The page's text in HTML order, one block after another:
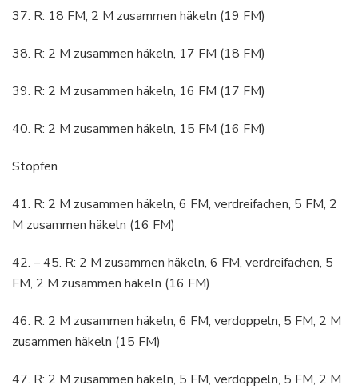
37. R: 18 FM, 2 M zusammen häkeln (19 FM)
38. R: 2 M zusammen häkeln, 17 FM (18 FM)
39. R: 2 M zusammen häkeln, 16 FM (17 FM)
40. R: 2 M zusammen häkeln, 15 FM (16 FM)
Stopfen
41. R: 2 M zusammen häkeln, 6 FM, verdreifachen, 5 FM, 2
M zusammen häkeln (16 FM)
42. – 45. R: 2 M zusammen häkeln, 6 FM, verdreifachen, 5
FM, 2 M zusammen häkeln (16 FM)
46. R: 2 M zusammen häkeln, 6 FM, verdoppeln, 5 FM, 2 M
zusammen häkeln (15 FM)
47. R: 2 M zusammen häkeln, 5 FM, verdoppeln, 5 FM, 2 M